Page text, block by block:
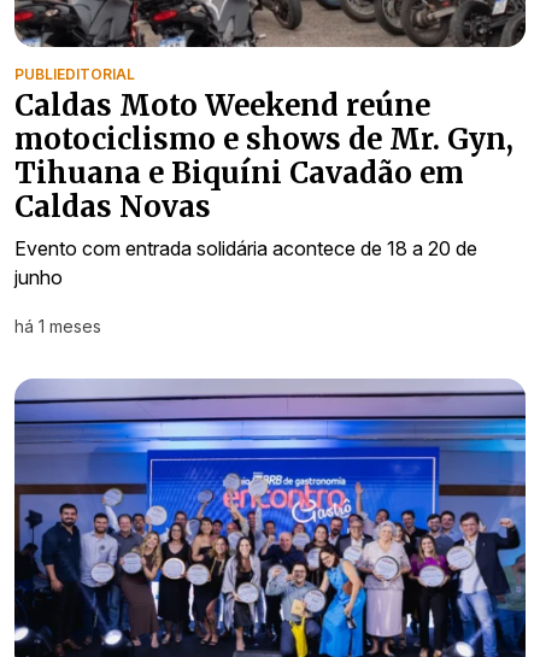
PUBLIEDITORIAL
Caldas Moto Weekend reúne
motociclismo e shows de Mr. Gyn,
Tihuana e Biquíni Cavadão em
Caldas Novas
Evento com entrada solidária acontece de 18 a 20 de
junho
há 1 meses